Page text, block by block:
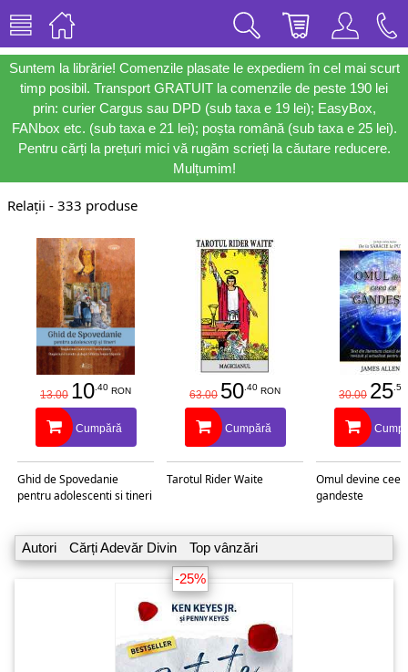
Suntem la librărie! Comenzile plasate le expediem în cel mai scurt
timp posibil. Transport GRATUIT la comenzile de peste 190 lei
prin: curier Cargus sau DPD (sub taxa e 19 lei); EasyBox,
FANbox etc. (sub taxa e 21 lei); poșta română (sub taxa e 25 lei).
Pentru cărți la prețuri mici vă rugăm scrieți la căutare reducere.
Mulțumim!
Relații - 333 produse
13.00 10 .40 RON
Cumpără
Ghid de Spovedanie
pentru adolescenti si tineri
63.00 50 .40 RON
Cumpără
Tarotul Rider Waite
30.00 25 .50
Omul devine
gandeste
Autori Cărți Adevăr Divin
Top vânzări
-25%